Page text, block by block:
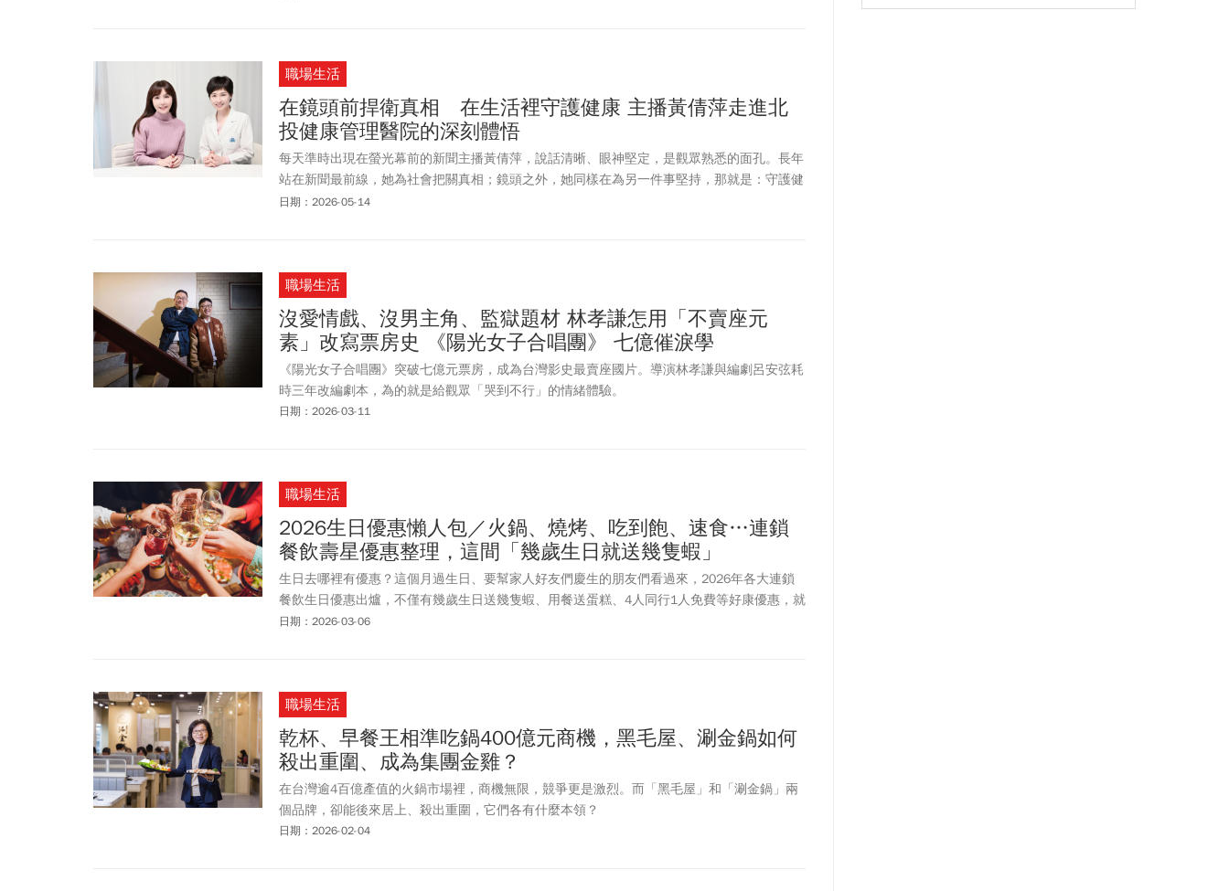
職場生活
在鏡頭前捍衛真相 在生活裡守護健康 主播黃倩萍走進北
投健康管理醫院的深刻體悟
每天準時出現在螢光幕前的新聞主播黃倩萍，說話清晰、眼神堅定，是觀眾熟悉的面孔。長年
站在新聞最前線，她為社會把關真相；鏡頭之外，她同樣在為另一件事堅持，那就是：守護健
康。
日期：2026-05-14
職場生活
沒愛情戲、沒男主角、監獄題材 林孝謙怎用「不賣座元
素」改寫票房史 《陽光女子合唱團》 七億催淚學
《陽光女子合唱團》突破七億元票房，成為台灣影史最賣座國片。導演林孝謙與編劇呂安弦耗
時三年改編劇本，為的就是給觀眾「哭到不行」的情緒體驗。
日期：2026-03-11
職場生活
2026生日優惠懶人包／火鍋、燒烤、吃到飽、速食…連鎖
餐飲壽星優惠整理，這間「幾歲生日就送幾隻蝦」
生日去哪裡有優惠？這個月過生日、要幫家人好友們慶生的朋友們看過來，2026年各大連鎖
餐飲生日優惠出爐，不僅有幾歲生日送幾隻蝦、用餐送蛋糕、4人同行1人免費等好康優惠，就
連速食餐廳業者也祭出APP會員壽星優惠，好多小確幸別錯過！部分優惠內容需要事先預約訂
日期：2026-03-06
職場生活
乾杯、早餐王相準吃鍋400億元商機，黑毛屋、涮金鍋如何
殺出重圍、成為集團金雞？
在台灣逾4百億產值的火鍋市場裡，商機無限，競爭更是激烈。而「黑毛屋」和「涮金鍋」兩
個品牌，卻能後來居上、殺出重圍，它們各有什麼本領？
日期：2026-02-04